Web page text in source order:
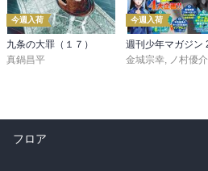
今週入荷
九条の大罪（１７）
真鍋昌平
今週入荷
金城宗幸
ノ村優介
フロア